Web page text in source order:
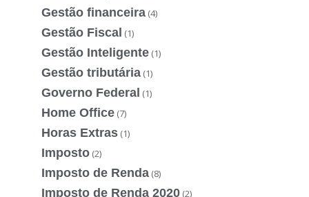
Gestão financeira (4)
Gestão Fiscal (1)
Gestão Inteligente (1)
Gestão tributária (1)
Governo Federal (1)
Home Office (7)
Horas Extras (1)
Imposto (2)
Imposto de Renda (8)
Imposto de Renda 2020 (2)